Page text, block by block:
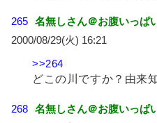
265 名無しさん＠お腹いっぱい
2000/08/29(火) 16:21
>>264
どこの川ですか？由来
268 名無しさん＠お腹いっぱい